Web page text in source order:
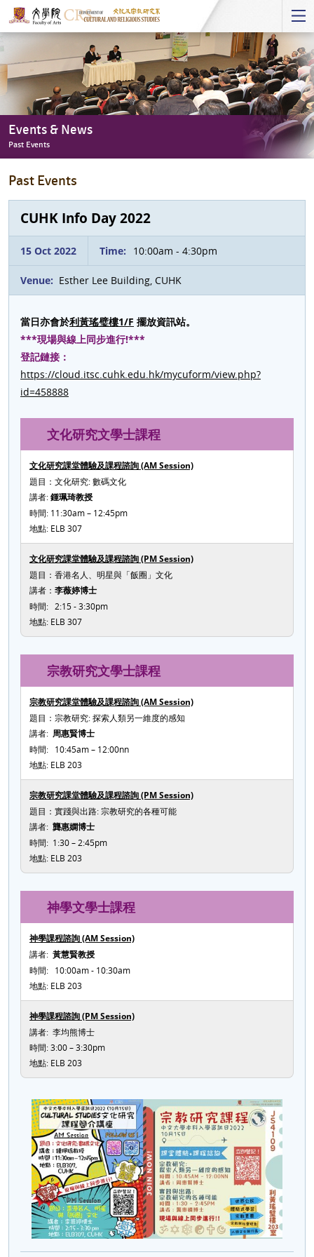
Start
main
Content
Events & News
Past Events
News
Past
Events
Past Events
CUHK Info Day 2022
15 Oct 2022 Time: 10:00am - 4:30pm
Venue: Esther Lee Building, CUHK
當日亦會於利黃瑤璧樓1/F 擺放資訊站。
***現場與線上同步進行!***
登記鏈接：
https://cloud.itsc.cuhk.edu.hk/mycuform/view.php?
id=458888
文化研究文學士課程
文化研究課堂體驗及課程諮詢 (AM Session)
題目：文化研究: 數碼文化
講者:鍾珮琦教授
時間: 11:30am – 12:45pm
地點: ELB 307
文化研究課堂體驗及課程諮詢 (PM Session)
題目：香港名人、明星與「飯圈」文化
講者： 李薇婷博士
時間: 2:15 - 3:30pm
地點: ELB 307
宗教研究文學士課程
宗教研究課堂體驗及課程諮詢 (AM Session)
題目：宗教研究: 探索人類另一維度的感知
講者: 周惠賢博士
時間: 10:45am – 12:00nn
地點: ELB 203
宗教研究課堂體驗及課程諮詢 (PM Session)
題目：實踐與出路: 宗教研究的各種可能
講者: 龔惠嫻博士
時間: 1:30 – 2:45pm
地點: ELB 203
神學文學士課程
神學課程諮詢 (AM Session)
講者: 黃慧賢教授
時間: 10:00am - 10:30am
地點: ELB 203
神學課程諮詢 (PM Session)
講者: 李均熊博士
時間: 3:00 – 3:30pm
地點: ELB 203